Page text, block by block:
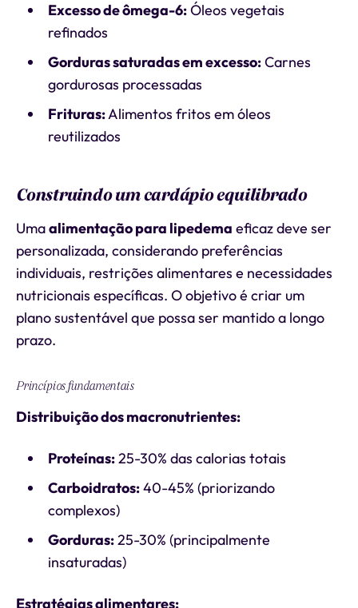
Excesso de ômega-6:Óleos vegetais
refinados
Gorduras saturadas em excesso:Carnes
gordurosas processadas
Frituras:Alimentos fritos em óleos
reutilizados
Construindo um cardápio equilibrado
Umaalimentação para lipedema eficaz deve ser
personalizada, considerando preferências
individuais, restrições alimentares e necessidades
nutricionais específicas. O objetivo é criar um
plano sustentável que possa ser mantido a longo
prazo.
Princípios fundamentais
Distribuição dos macronutrientes:
Proteínas:25-30% das calorias totais
Carboidratos:40-45% (priorizando
complexos)
Gorduras:25-30% (principalmente
insaturadas)
Estratégias alimentares: